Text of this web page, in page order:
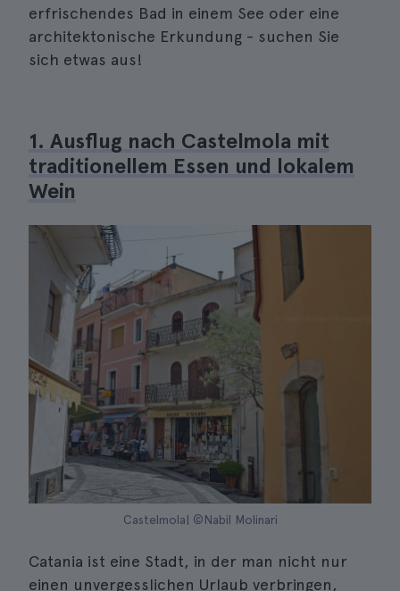
erfrischendes Bad in einem See oder eine
architektonische Erkundung - suchen Sie
sich etwas aus!
1. Ausflug nach Castelmola mit
traditionellem Essen und lokalem
Wein
Castelmola| ©Nabil Molinari
Catania ist eine Stadt, in der man nicht nur
einen unvergesslichen Urlaub verbringen,